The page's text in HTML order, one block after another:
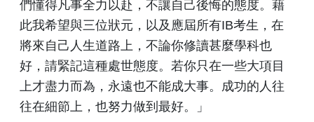
們懂得凡事全力以赴，不讓自己後悔的態度。藉
此我希望與三位狀元，以及應屆所有IB考生，在
將來自己人生道路上，不論你修讀甚麼學科也
好，請緊記這種處世態度。若你只在一些大項目
上才盡力而為，永遠也不能成大事。成功的人往
往在細節上，也努力做到最好。」